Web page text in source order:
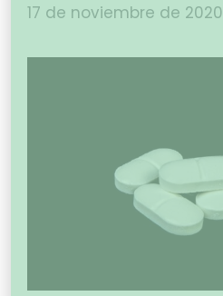
17 de noviembre de 2020